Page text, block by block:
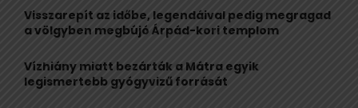
C
Visszarepít az időbe, legendáival pedig megragad
a völgyben megbújó Árpád-kori templom
Vízhiány miatt bezárták a Mátra egyik
legismertebb gyógyvizű forrását